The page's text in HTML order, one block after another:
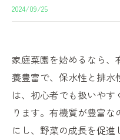
2024/09/25
家庭菜園を始めるなら、
養豊富で、保水性と排水
は、初心者でも扱いや
ります。有機質が豊富
にし、野菜の成長を促